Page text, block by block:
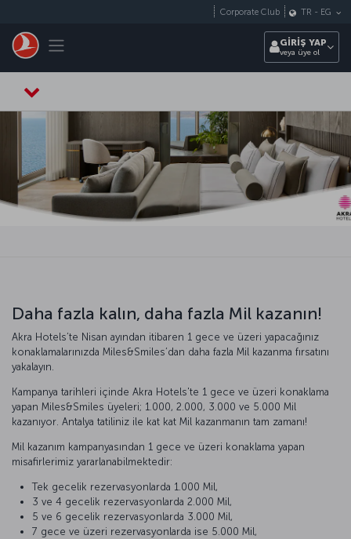
Toggle navigation
Corporate Club TR - EG
GİRİŞ YAP
veya üye ol
Daha fazla kalın, daha fazla Mil kazanın!
Akra Hotels’te Nisan ayından itibaren 1 gece ve üzeri yapacağınız
konaklamalarınızda Miles&Smiles’dan daha fazla Mil kazanma fırsatını
yakalayın.
Kampanya tarihleri içinde Akra Hotels'te 1 gece ve üzeri konaklama
yapan Miles&Smiles üyeleri; 1.000, 2.000, 3.000 ve 5.000 Mil
kazanıyor. Antalya tatiliniz ile kat kat Mil kazanmanın tam zamanı!
Mil kazanım kampanyasından 1 gece ve üzeri konaklama yapan
misafirlerimiz yararlanabilmektedir:
Tek gecelik rezervasyonlarda 1.000 Mil,
3 ve 4 gecelik rezervasyonlarda 2.000 Mil,
5 ve 6 gecelik rezervasyonlarda 3.000 Mil,
7 gece ve üzeri rezervasyonlarda ise 5.000 Mil,